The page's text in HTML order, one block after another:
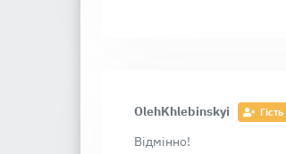
OlehKhlebinskyi Гість
Відмінно!